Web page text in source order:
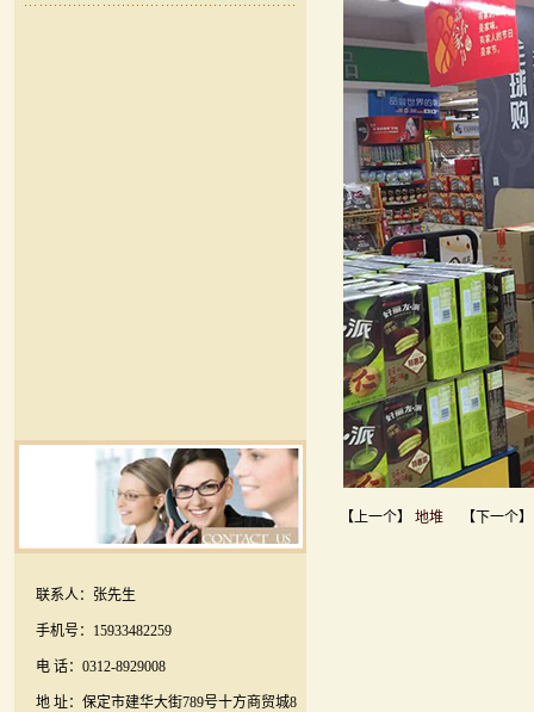
联系人：张先生
手机号：15933482259
电 话：0312-8929008
地 址：保定市建华大街789号十方商贸城8
【上一个】 地堆【下一个